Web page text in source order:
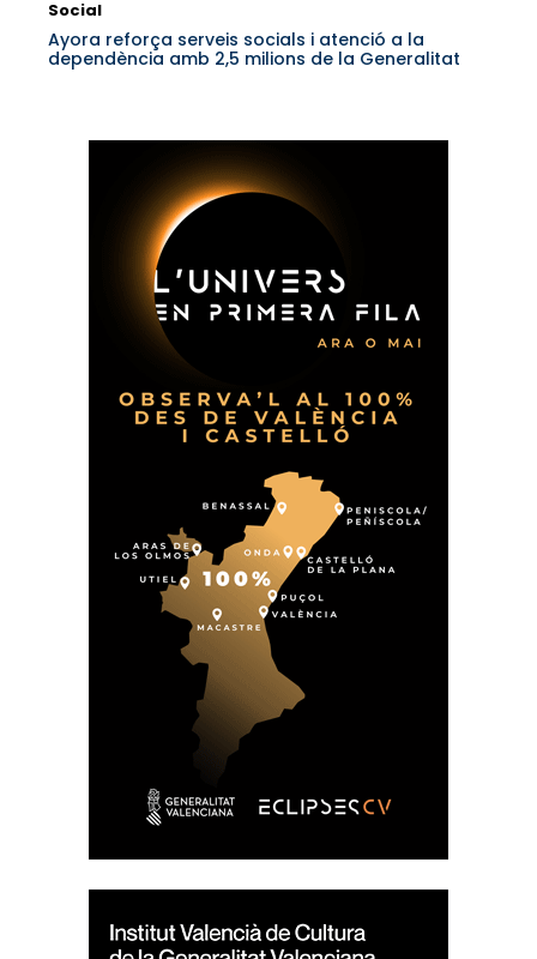
Social
Ayora reforça serveis socials i atenció a la
dependència amb 2,5 milions de la Generalitat